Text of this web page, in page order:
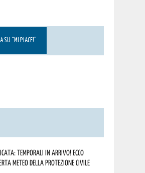
SU “MI PIACE!”
temporali in arrivo! Ecco
meteo della Protezione civile